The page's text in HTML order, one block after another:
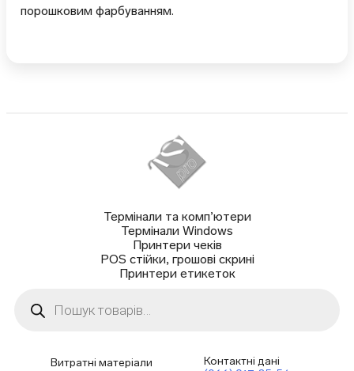
порошковим фарбуванням.
Термінали та комп’ютери
Термінали Windows
Принтери чеків
POS стійки, грошові скрині
Принтери етикеток
товарів
Витратні матеріали
Контактні дані